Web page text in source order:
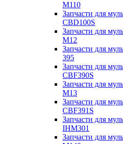
M110
Запчасти для
CBD100S
Запчасти для
M12
Запчасти для
395
Запчасти для
CBF390S
Запчасти для
M13
Запчасти для
CBF391S
Запчасти для
IHM301
Запчасти для